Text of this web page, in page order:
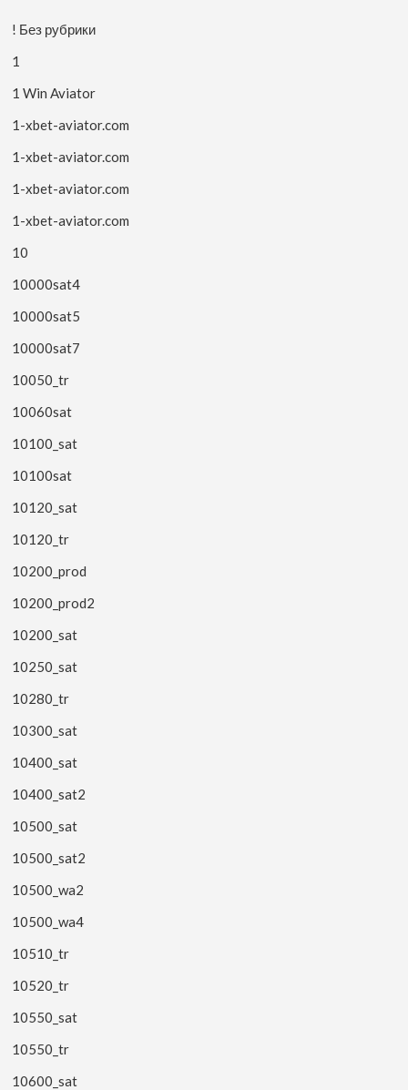
! Без рубрики
1
1 Win Aviator
1-xbet-aviator.com
1-xbet-aviator.com
1-xbet-aviator.com
1-xbet-aviator.com
10
10000sat4
10000sat5
10000sat7
10050_tr
10060sat
10100_sat
10100sat
10120_sat
10120_tr
10200_prod
10200_prod2
10200_sat
10250_sat
10280_tr
10300_sat
10400_sat
10400_sat2
10500_sat
10500_sat2
10500_wa2
10500_wa4
10510_tr
10520_tr
10550_sat
10550_tr
10600_sat